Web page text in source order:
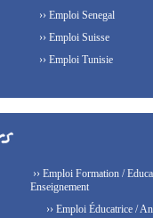
›› Emploi Senegal
›› Emploi Suisse
›› Emploi Tunisie
›› Emploi Formation /
Enseignement
›› Emploi Éducatrice /